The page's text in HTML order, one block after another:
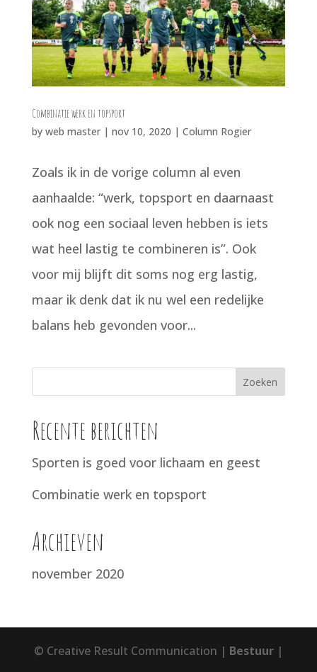
Combinatie werk en topsport
by web master| nov 10, 2020 | Column Rogier
Zoals ik in de vorige column al even
aanhaalde: “werk, topsport en daarnaast
ook nog een sociaal leven hebben is iets
wat heel lastig te combineren is”. Ook
voor mij blijft dit soms nog erg lastig,
maar ik denk dat ik nu wel een redelijke
balans heb gevonden voor...
Recente berichten
Sporten is goed voor lichaam en geest
Combinatie werk en topsport
Archieven
november 2020
© Creative Result Communication | Bestuur|